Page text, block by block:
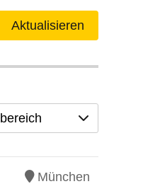
Aktualisieren
München